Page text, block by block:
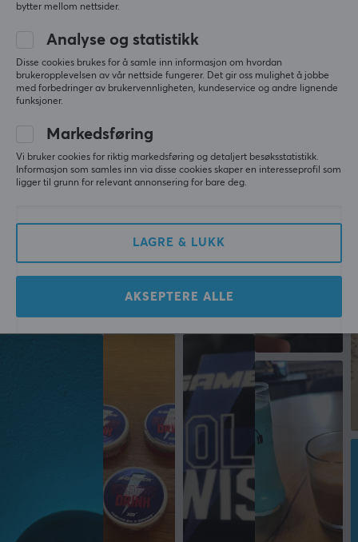
ANNEN INFORMASJON
Aldersgrense
DIMENSJON & VEKT
320 gram
EGENSKAPER
100 mg per porsjon
Type
Farge
Hvit, Rød
Mer fra vårt fellesskap
bytter mellom nettsider.
Analyse og statistikk
Disse cookies brukes for å samle inn informasjon om hvordan
brukeropplevelsen av vår nettside fungerer. Det gir oss mulighet å jobbe
med forbedringer av brukervennligheten, kundeservice og andre lignende
funksjoner.
Markedsføring
Vi bruker cookies for riktig markedsføring og detaljert besøksstatistikk.
Informasjon som samles inn via disse cookies skaper en interesseprofil som
ligger til grunn for relevant annonsering for bare deg.
LAGRE & LUKK
AKSEPTERE ALLE